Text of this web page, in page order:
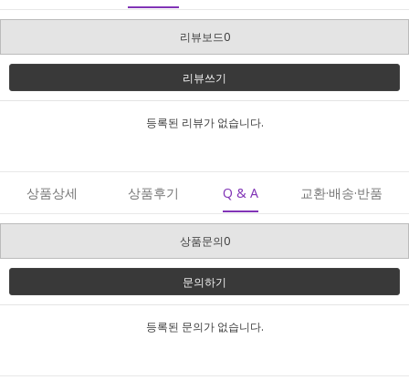
리뷰보드0
리뷰쓰기
등록된 리뷰가 없습니다.
상품상세 상품후기 Q & A 교환·배송·반품
상품문의0
문의하기
등록된 문의가 없습니다.